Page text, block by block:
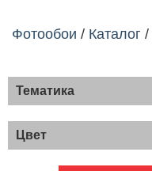
Фотообои / Каталог /
Тематика
Хиты продаж
Детские
Карты
Цвет